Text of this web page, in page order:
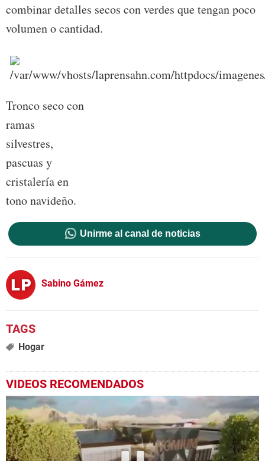
combinar detalles secos con verdes que tengan poco
volumen o cantidad.
Tronco seco con
ramas
silvestres,
pascuas y
cristalería en
tono navideño.
Unirme al canal de noticias
Sabino Gámez
Hogar
VIDEOS RECOMENDADOS